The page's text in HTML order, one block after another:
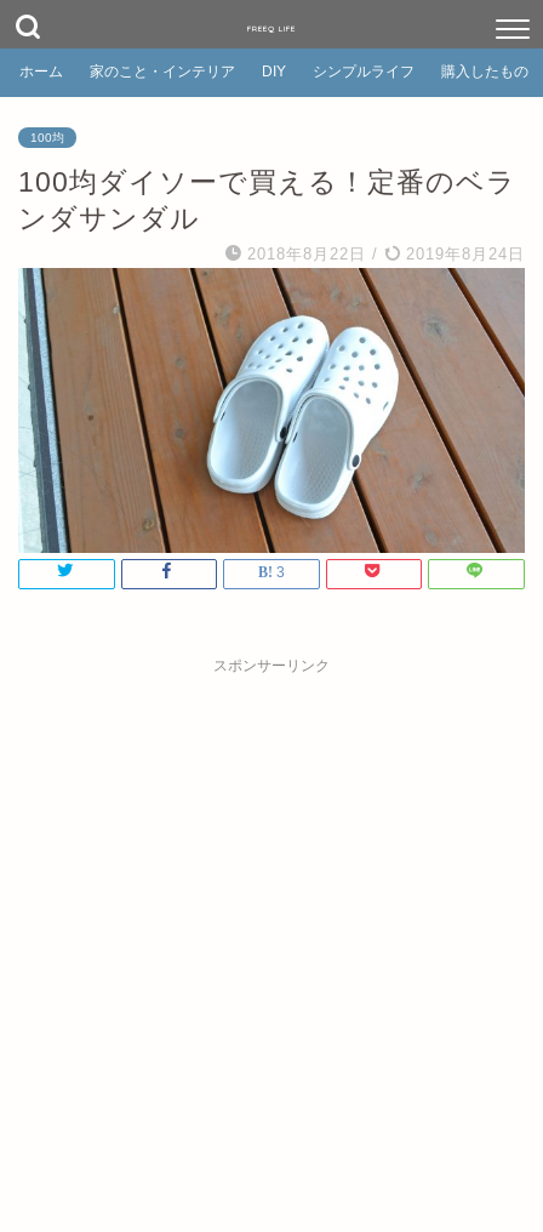
FREEQ LIFE
ホーム 家のこと・インテリア DIY シンプルライフ 購入したもの
100均
100均ダイソーで買える！定番のベラ
ンダサンダル
2018年8月22日 / 2019年8月24日
3
スポンサーリンク